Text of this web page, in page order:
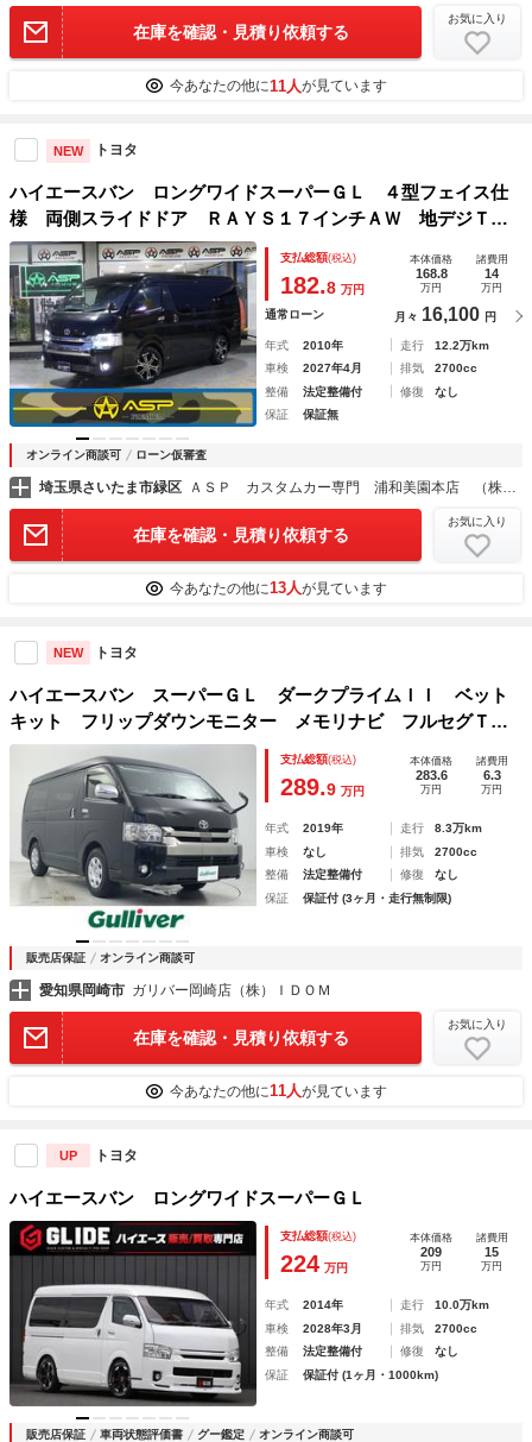
在庫を確認・見積り依頼する
お気に入り
今あなたの他に11人が見ています
NEW トヨタ
ハイエースバン ロングワイドスーパーＧＬ ４型フェイス仕
様 両側スライドドア ＲＡＹＳ１７インチＡＷ 地デジＴ
Ｖ バックカメラ 後席ベットキット
支払総額(税込)
182.8 万円
本体価格
168.8
万円
諸費用
14
万円
通常ローン 月々 16,100 円
年式 2010年 走行
12.2万km
車検
2027年4月 排気
2700cc
整備
法定整備付 修復
なし
保証
保証無
オンライン商談可 ローン仮審査
埼玉県さいたま市緑区 ＡＳＰ カスタムカー専門 浦和美園本店 （株）オートステップ
在庫を確認・見積り依頼する
お気に入り
今あなたの他に13人が見ています
NEW トヨタ
ハイエースバン スーパーＧＬ ダークプライムＩＩ ベット
キット フリップダウンモニター メモリナビ フルセグＴ
Ｖ Ｂｌｕｅｔｏｏｔｈ ＥＴＣ 前後ドラレコ 両側パワー
スライドドア
支払総額(税込)
289.9 万円
本体価格
283.6
万円
諸費用
6.3
万円
年式 2019年 走行
8.3万km
車検
なし 排気
2700cc
整備
法定整備付 修復
なし
保証
保証付 (3ヶ月・走行無制限)
販売店保証 オンライン商談可
愛知県岡崎市 ガリバー岡崎店（株）ＩＤＯＭ
在庫を確認・見積り依頼する
お気に入り
今あなたの他に11人が見ています
UP トヨタ
ハイエースバン ロングワイドスーパーＧＬ
支払総額(税込)
224 万円
本体価格
209
万円
諸費用
15
万円
年式 2014年 走行
10.0万km
車検
2028年3月 排気
2700cc
整備
法定整備付 修復
なし
保証
保証付 (1ヶ月・1000km)
販売店保証 車両状態評価書 グー鑑定 オンライン商談可